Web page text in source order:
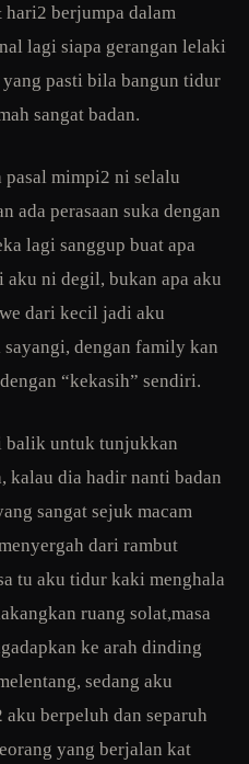
hari2 berjumpa dalam
lagi siapa gerangan lelaki
pasti bila bangun tidur
sangat badan.
pasal mimpi2 ni selalu
ada perasaan suka dengan
lagi sanggup buat apa
ni degil, bukan apa aku
dari kecil jadi aku
sayangi, dengan family kan
“kekasih” sendiri.
balik untuk tunjukkan
kalau dia hadir nanti badan
sangat sejuk macam
dari rambut
tu aku tidur kaki menghala
ruang solat,masa
ke arah dinding
sedang aku
berpeluh dan separuh
yang berjalan kat